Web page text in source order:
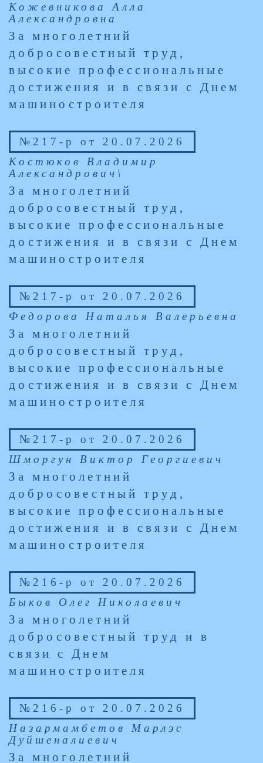
Кожевникова Алла
Александровна
За многолетний
добросовестный труд,
высокие профессиональные
достижения и в связи с Днем
машиностроителя
№217-р от 20.07.2026
Костюков Владимир
Александрович\
За многолетний
добросовестный труд,
высокие профессиональные
достижения и в связи с Днем
машиностроителя
№217-р от 20.07.2026
Федорова Наталья Валерьевна
За многолетний
добросовестный труд,
высокие профессиональные
достижения и в связи с Днем
машиностроителя
№217-р от 20.07.2026
Шморгун Виктор Георгиевич
За многолетний
добросовестный труд,
высокие профессиональные
достижения и в связи с Днем
машиностроителя
№216-р от 20.07.2026
Быков Олег Николаевич
За многолетний
добросовестный труд и в
связи с Днем
машиностроителя
№216-р от 20.07.2026
Назармамбетов Марлэс
Дуйшеналиевич
За многолетний